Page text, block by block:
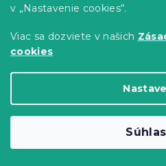
v „Nastavenie cookies“.
Viac sa dozviete v našich
cookies
Horčicová sedacia
COSARO 295x140 cm
718.20 €